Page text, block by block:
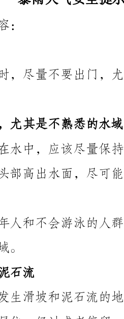
3.在山区行走时，要注意避开裂缝和山体滑坡迹象，避免靠
2.避免涉水行走，尤其是不熟悉的水域或者淹水路段。
4.对于儿童、老年人和不会游泳的人群，一定要加强监护和
山脚下或者山谷中央居住、经过或者停留。